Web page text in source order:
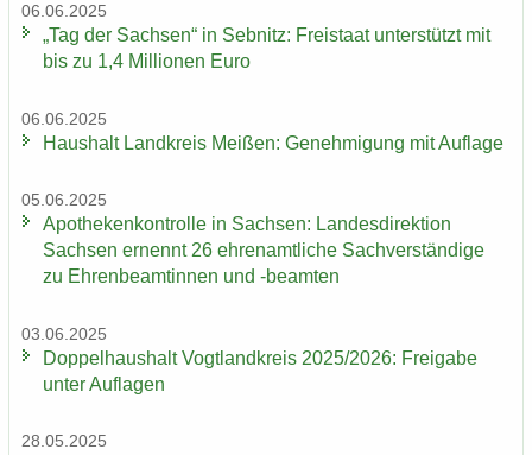
06.06.2025
„Tag der Sach­sen“ in Seb­nitz: Frei­staat un­ter­stützt mit
bis zu 1,4 Mil­lio­nen Euro
06.06.2025
Haus­halt Land­kreis Mei­ßen: Ge­neh­mi­gung mit Auf­la­ge
05.06.2025
Apo­the­ken­kon­trol­le in Sach­sen: Lan­des­di­rek­ti­on
Sach­sen er­nennt 26 eh­ren­amt­li­che Sach­ver­stän­di­ge
zu Eh­ren­be­am­tin­nen und -​beamten
03.06.2025
Dop­pel­haus­halt Vogt­land­kreis 2025/2026: Frei­ga­be
unter Auf­la­gen
28.05.2025